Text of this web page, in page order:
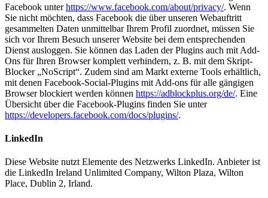
Facebook unterhttps://www.facebook.com/about/privacy/. Wenn
Sie nicht möchten, dass Facebook die über unseren Webauftritt
gesammelten Daten unmittelbar Ihrem Profil zuordnet, müssen Sie
sich vor Ihrem Besuch unserer Website bei dem entsprechenden
Dienst ausloggen. Sie können das Laden der Plugins auch mit Add-
Ons für Ihren Browser komplett verhindern, z. B. mit dem Skript-
Blocker „NoScript“. Zudem sind am Markt externe Tools erhältlich,
mit denen Facebook-Social-Plugins mit Add-ons für alle gängigen
Browser blockiert werden können https://adblockplus.org/de/. Eine
Übersicht über die Facebook-Plugins finden Sie unter
https://developers.facebook.com/docs/plugins/.
LinkedIn
Diese Website nutzt Elemente des Netzwerks LinkedIn. Anbieter ist
die LinkedIn Ireland Unlimited Company, Wilton Plaza, Wilton
Place, Dublin 2, Irland.